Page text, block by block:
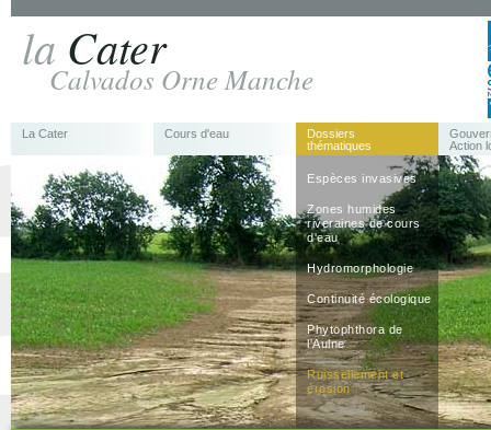
la Cater
Calvados Orne Manche
La Cater Cours d'eau
Dossiers
thématiques
Espèces invasives
Zones humides
riveraines de cours
d'eau
Hydromorphologie
Continuité écologique
Phytophthora de
l'Aulne
Ruissellement et
érosion
Action